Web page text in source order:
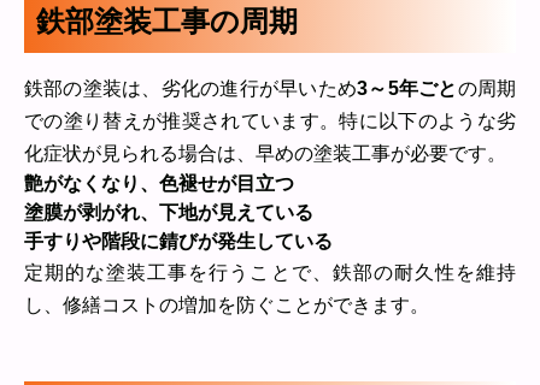
鉄部塗装工事の周期
鉄部の塗装は、劣化の進行が早いため3～5年ごとの周期
での塗り替えが推奨されています。特に以下のような劣
化症状が見られる場合は、早めの塗装工事が必要です。
艶がなくなり、色褪せが目立つ
塗膜が剥がれ、下地が見えている
手すりや階段に錆びが発生している
定期的な塗装工事を行うことで、鉄部の耐久性を維持
し、修繕コストの増加を防ぐことができます。